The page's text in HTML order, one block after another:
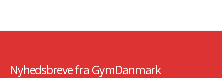
Nyhedsbreve fra GymDanmark